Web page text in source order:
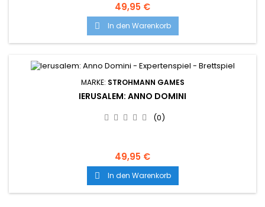
49,95 €
 In den Warenkorb
MARKE: STROHMANN GAMES
IERUSALEM: ANNO DOMINI
(0)
49,95 €
 In den Warenkorb